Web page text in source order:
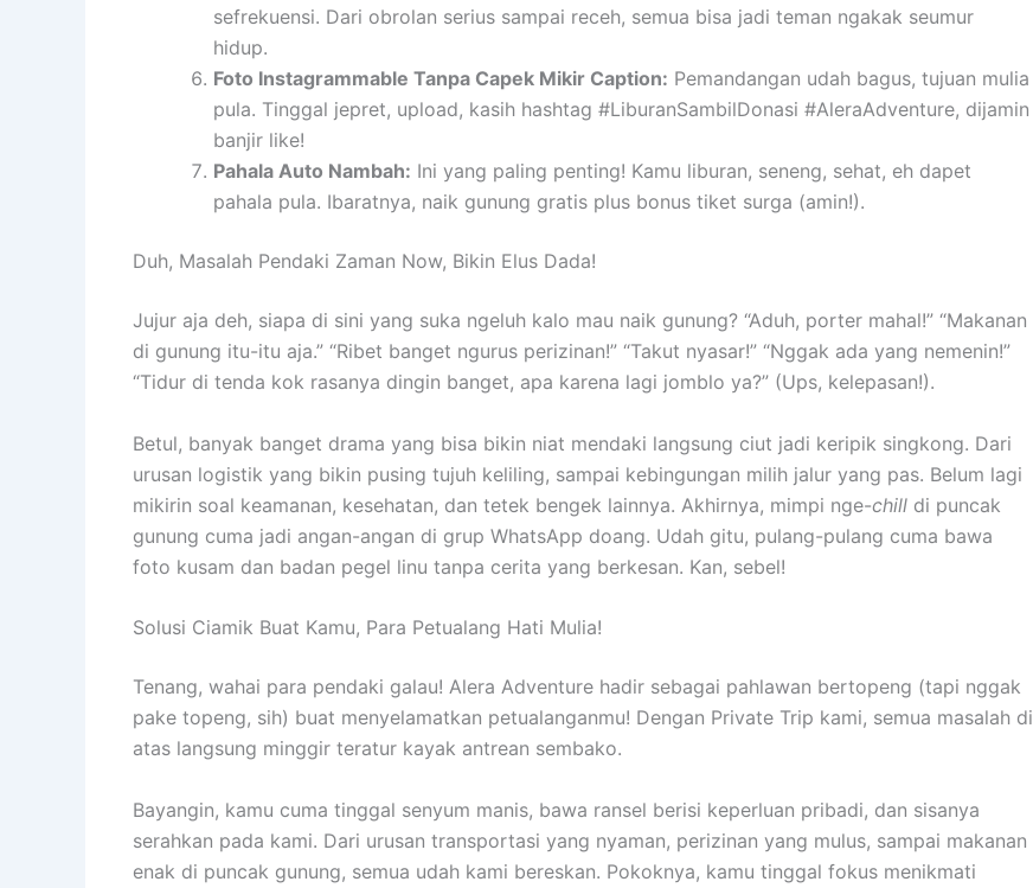
sefrekuensi. Dari obrolan serius sampai receh, semua bisa jadi teman ngakak seumur
hidup.
Foto Instagrammable Tanpa Capek Mikir Caption: Pemandangan udah bagus, tujuan mulia
pula. Tinggal jepret, upload, kasih hashtag #LiburanSambilDonasi #AleraAdventure, dijamin
banjir like!
Pahala Auto Nambah: Ini yang paling penting! Kamu liburan, seneng, sehat, eh dapet
pahala pula. Ibaratnya, naik gunung gratis plus bonus tiket surga (amin!).
Duh, Masalah Pendaki Zaman Now, Bikin Elus Dada!
Jujur aja deh, siapa di sini yang suka ngeluh kalo mau naik gunung? “Aduh, porter mahal!” “Makanan
di gunung itu-itu aja.” “Ribet banget ngurus perizinan!” “Takut nyasar!” “Nggak ada yang nemenin!”
“Tidur di tenda kok rasanya dingin banget, apa karena lagi jomblo ya?” (Ups, kelepasan!).
Betul, banyak banget drama yang bisa bikin niat mendaki langsung ciut jadi keripik singkong. Dari
urusan logistik yang bikin pusing tujuh keliling, sampai kebingungan milih jalur yang pas. Belum lagi
mikirin soal keamanan, kesehatan, dan tetek bengek lainnya. Akhirnya, mimpi nge-chill di puncak
gunung cuma jadi angan-angan di grup WhatsApp doang. Udah gitu, pulang-pulang cuma bawa
foto kusam dan badan pegel linu tanpa cerita yang berkesan. Kan, sebel!
Solusi Ciamik Buat Kamu, Para Petualang Hati Mulia!
Tenang, wahai para pendaki galau! Alera Adventure hadir sebagai pahlawan bertopeng (tapi nggak
pake topeng, sih) buat menyelamatkan petualanganmu! Dengan Private Trip kami, semua masalah di
atas langsung minggir teratur kayak antrean sembako.
Bayangin, kamu cuma tinggal senyum manis, bawa ransel berisi keperluan pribadi, dan sisanya
serahkan pada kami. Dari urusan transportasi yang nyaman, perizinan yang mulus, sampai makanan
enak di puncak gunung, semua udah kami bereskan. Pokoknya, kamu tinggal fokus menikmati